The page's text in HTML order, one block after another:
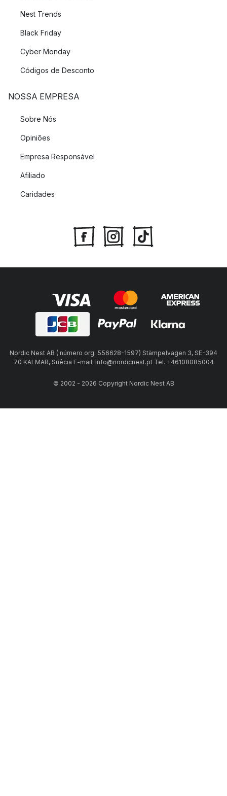
Nest Trends
Black Friday
Cyber Monday
Códigos de Desconto
NOSSA EMPRESA
Sobre Nós
Opiniões
Empresa Responsável
Afiliado
Caridades
Nordic Nest AB ( número org. 556628-1597) Stämpelvägen 3, SE-394
70 KALMAR, Suécia E-mail: info@nordicnest.pt Tel. +46108085004
© 2002 - 2026 Copyright Nordic Nest AB